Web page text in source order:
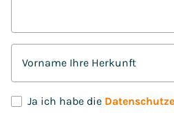
Vorname Ihre Herkunft
D
Ja ich habe die